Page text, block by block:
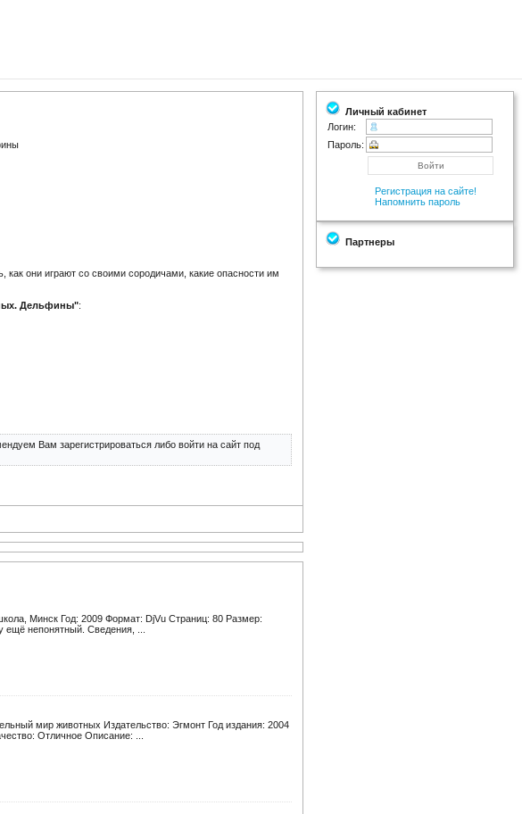
они играют со своими сородичами, какие опасности им
Дельфины":
Вам зарегистрироваться либо войти на сайт под
Минск Год: 2009 Формат: DjVu Cтраниц: 80 Размер:
непонятный. Сведения, ...
мир животных Издательство: Эгмонт Год издания: 2004
Отличное Описание: ...
Личный кабинет
Логин:
Пароль:
Регистрация на сайте!
Напомнить пароль
Партнеры